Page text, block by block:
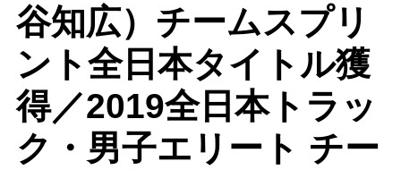
谷知広）チームスプリ
ント全日本タイトル獲
得／2019全日本トラッ
ク・男子エリート チー